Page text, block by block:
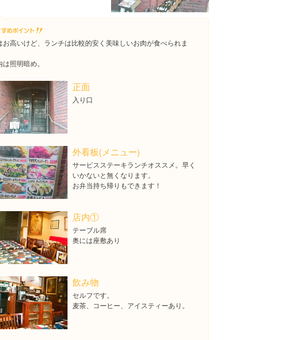
お高いけど、ランチは比較的安く美味しいお肉が食べられま
は照明暗め。
正面
入り口
外看板(メニュー)
サービスステーキランチオススメ。早く
いかないと無くなります。
お弁当持ち帰りもできます！
店内①
テーブル席
奥には座敷あり
飲み物
セルフです。
麦茶、コーヒー、アイスティーあり。